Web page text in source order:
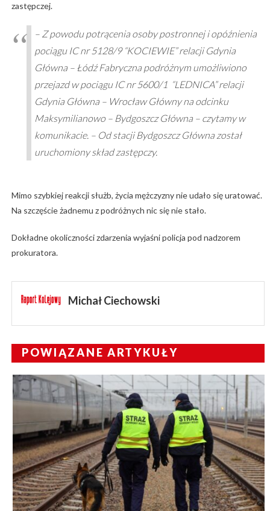
zastępczej.
– Z powodu potrącenia osoby postronnej i opóźnienia
pociągu IC nr 5128/9 “KOCIEWIE” relacji Gdynia
Główna – Łódź Fabryczna podróżnym umożliwiono
przejazd w pociągu IC nr 5600/1 “LEDNICA” relacji
Gdynia Główna – Wrocław Główny na odcinku
Maksymilianowo – Bydgoszcz Główna – czytamy w
komunikacie. – Od stacji Bydgoszcz Główna został
uruchomiony skład zastępczy.
Mimo szybkiej reakcji służb, życia mężczyzny nie udało się uratować.
Na szczęście żadnemu z podróżnych nic się nie stało.
Dokładne okoliczności zdarzenia wyjaśni policja pod nadzorem
prokuratora.
Michał Ciechowski
POWIĄZANE ARTYKUŁY